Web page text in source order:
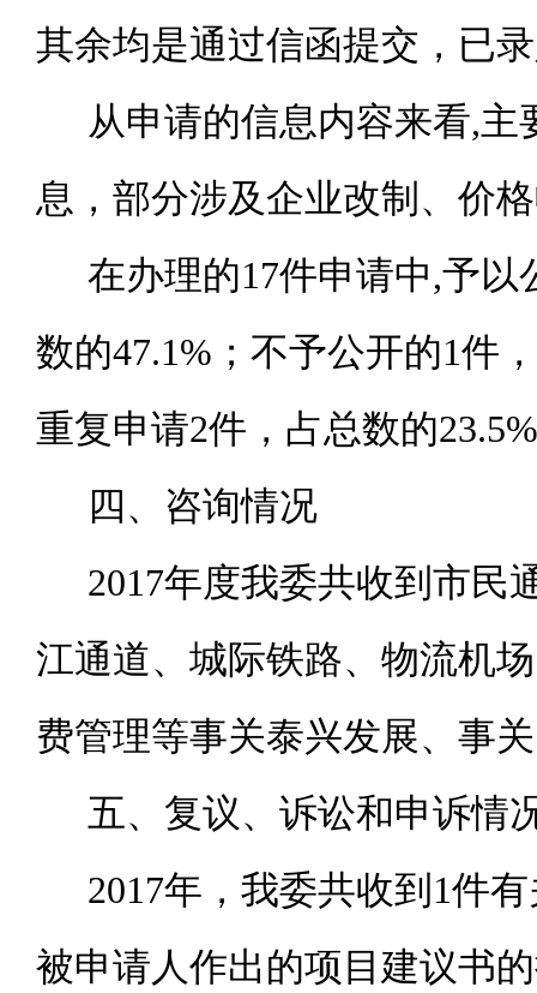
其余均是通过信函提交，已
从申请的信息内容来看,主
息 ，部分涉及企业改制、价
在办理的17件申请中,予以
数的47.1%；不予公开的1件
重复申请2件，占总数的23.5%
四、咨询情况
2017年度我委共收到市民
江通道、城际铁路、物流机
费管理等事关泰兴发展、事
五、复议、诉讼和申诉情
2017年，我委共收到 1件有
被申请人作出的项目建议书